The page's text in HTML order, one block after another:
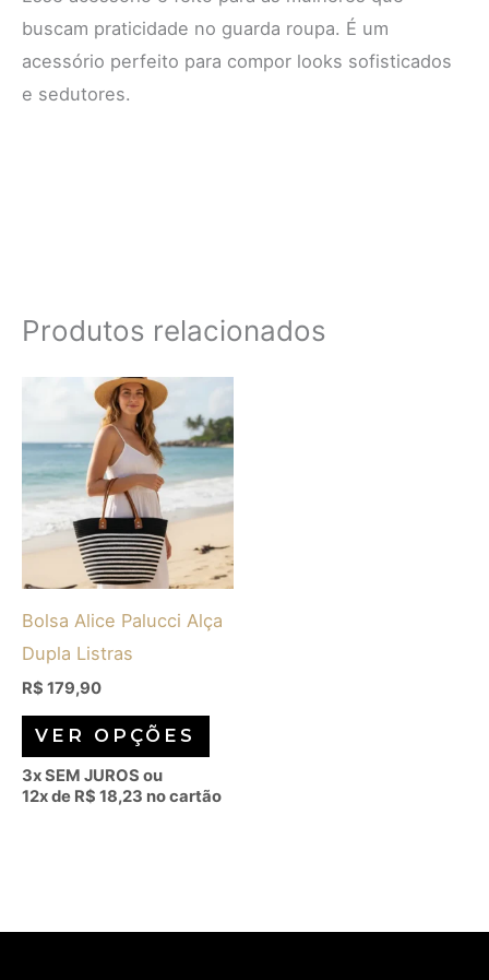
buscam praticidade no guarda roupa. É um
acessório perfeito para compor looks sofisticados
e sedutores.
Produtos relacionados
Bolsa Alice Palucci Alça
Dupla Listras
R$ 179,90
VER OPÇÕES
produto
As
opções
podem
na
página
do
3x SEM JUROS ou
12x de R$ 18,23 no cartão